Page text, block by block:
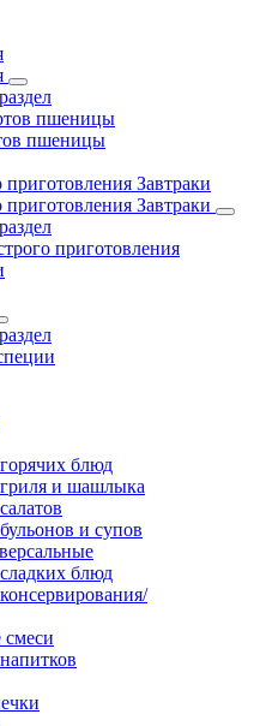
пшеницы
пшеницы
Завтраки
Завтраки
приготовления
блюд
и шашлыка
и супов
блюд